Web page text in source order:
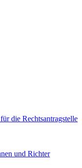
die Rechtsantragstelle
und Richter